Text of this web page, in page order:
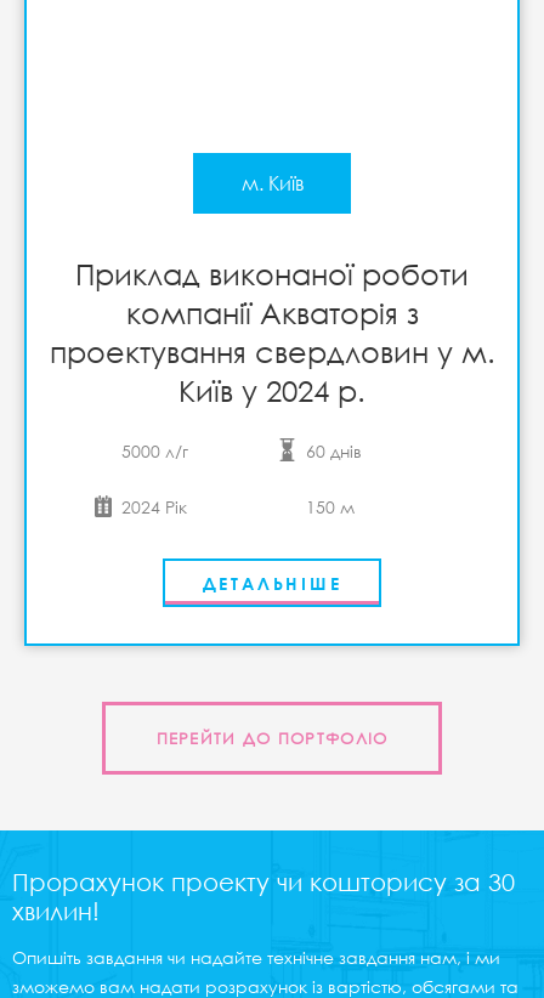
м. Київ
Приклад виконаної роботи
компанії Акваторія з
проектування свердловин у м.
Київ у 2024 р.
5000 л/г 60 днів
2024 Рік 150 м
ДЕТАЛЬНІШЕ
ПЕРЕЙТИ ДО ПОРТФОЛІО
Прорахунок проекту чи кошторису за 30
хвилин!
Опишіть завдання чи надайте технічне завдання нам, і ми
зможемо вам надати розрахунок із вартістю, обсягами та